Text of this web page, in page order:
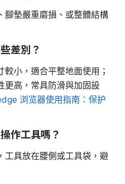
腳墊嚴重磨損、或整體結構
差別？
小，適合平整地面使用；
更高，常具防滑與加固設
浏览器使用指南：保护
作工具嗎？
工具放在腰側或工具袋，避